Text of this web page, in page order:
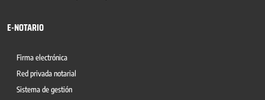
E-NOTARIO
Firma electrónica
Red privada notarial
Sistema de gestión